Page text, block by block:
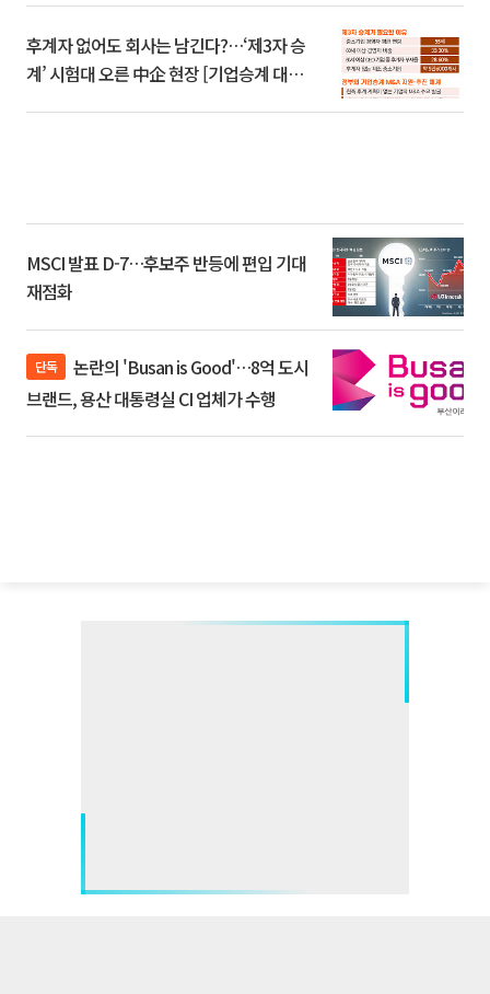
후계자 없어도 회사는 남긴다?…‘제3자 승
계’ 시험대 오른 中企 현장 [기업승계 대전
MSCI 발표 D-7…후보주 반등에 편입 기대
재점화
단독
브랜드, 용산 대통령실 CI 업체가 수행